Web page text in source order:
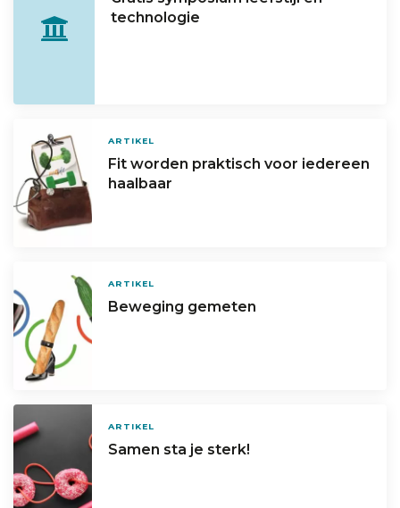
technologie
ARTIKEL
Fit worden praktisch voor iedereen
haalbaar
ARTIKEL
Beweging gemeten
ARTIKEL
Samen sta je sterk!